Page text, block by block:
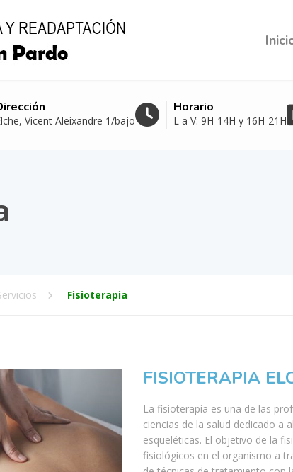
Vicent Aleixandre 1/bajo
Horario
L a V: 9H-14H y 16H-21H
Fisioterapia
FISIOTERAPIA
La fisioterapia es una de las
ciencias de la salud dedicado a
esqueléticas. El objetivo de la
fisiológicos en el organismo a